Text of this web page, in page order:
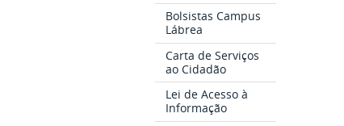
Bolsistas Campus
Lábrea
Carta de Serviços
ao Cidadão
Lei de Acesso à
Informação